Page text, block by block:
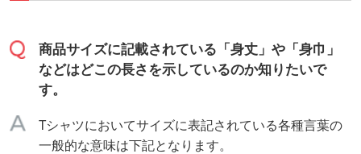
商品サイズに記載されている「身丈」や「身巾」
などはどこの長さを示しているのか知りたいで
す。
Tシャツにおいてサイズに表記されている各種言葉の
一般的な意味は下記となります。